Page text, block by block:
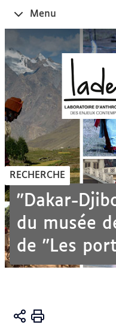
Ouvrir
le
Menu
RECHERCHE
"Dakar-
du musée
de "Les
Vous
Accueil